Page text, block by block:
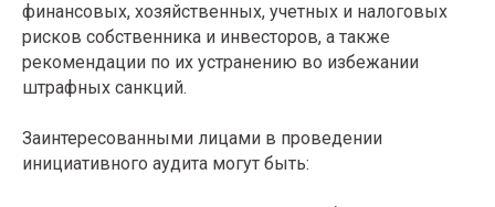
финансовых, хозяйственных, учетных и налоговых
рисков собственника и инвесторов, а также
рекомендации по их устранению во избежании
штрафных санкций.
Заинтересованными лицами в проведении
инициативного аудита могут быть: